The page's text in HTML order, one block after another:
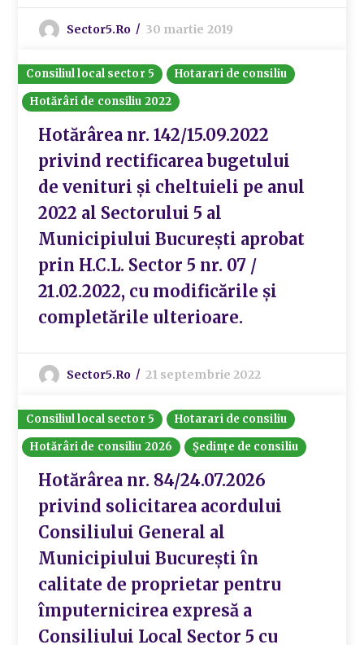
Sector5.ro 30 martie 2019
Consiliul local sector 5
Hotarari de consiliu
Hotărâri de consiliu 2022
Hotărârea nr. 142/15.09.2022
privind rectificarea bugetului
de venituri și cheltuieli pe anul
2022 al Sectorului 5 al
Municipiului București aprobat
prin H.C.L. Sector 5 nr. 07 /
21.02.2022, cu modificările și
completările ulterioare.
Sector5.ro 21 septembrie 2022
Consiliul local sector 5
Hotarari de consiliu
Hotărâri de consiliu 2026
Ședințe de consiliu
Hotărârea nr. 84/24.07.2026
privind solicitarea acordului
Consiliului General al
Municipiului București în
calitate de proprietar pentru
împuternicirea expresă a
Consiliului Local Sector 5 cu